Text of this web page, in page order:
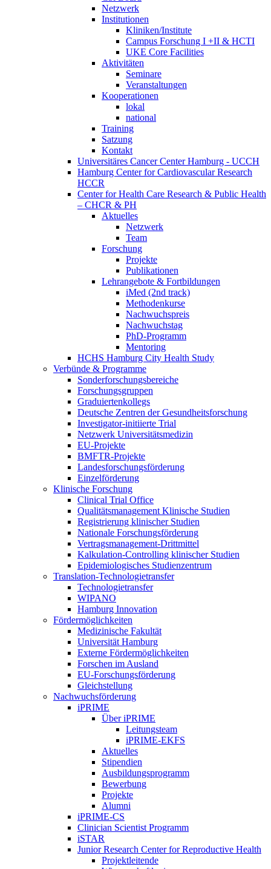
Netzwerk
Institutionen
Kliniken/Institute
Campus Forschung I +II & HCTI
UKE Core Facilities
Aktivitäten
Seminare
Veranstaltungen
Kooperationen
lokal
national
Training
Satzung
Kontakt
Universitäres Cancer Center Hamburg - UCCH
Hamburg Center for Cardiovascular Research
HCCR
Center for Health Care Research & Public Health
– CHCR & PH
Aktuelles
Netzwerk
Team
Forschung
Projekte
Publikationen
Lehrangebote & Fortbildungen
iMed (2nd track)
Methodenkurse
Nachwuchspreis
Nachwuchstag
PhD-Programm
Mentoring
HCHS Hamburg City Health Study
Verbünde & Programme
Sonderforschungsbereiche
Forschungsgruppen
Graduiertenkollegs
Deutsche Zentren der Gesundheitsforschung
Investigator-initiierte Trial
Netzwerk Universitätsmedizin
EU-Projekte
BMFTR-Projekte
Landesforschungsförderung
Einzelförderung
Klinische Forschung
Clinical Trial Office
Qualitätsmanagement Klinische Studien
Registrierung klinischer Studien
Nationale Forschungsförderung
Vertragsmanagement-Drittmittel
Kalkulation-Controlling klinischer Studien
Epidemiologisches Studienzentrum
Translation-Technologietransfer
Technologietransfer
WIPANO
Hamburg Innovation
Fördermöglichkeiten
Medizinische Fakultät
Universität Hamburg
Externe Fördermöglichkeiten
Forschen im Ausland
EU-Forschungsförderung
Gleichstellung
Nachwuchsförderung
iPRIME
Über iPRIME
Leitungsteam
iPRIME-EKFS
Aktuelles
Stipendien
Ausbildungsprogramm
Bewerbung
Projekte
Alumni
iPRIME-CS
Clinician Scientist Programm
iSTAR
Junior Research Center for Reproductive Health
Projektleitende